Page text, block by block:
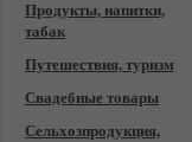
Продукты, напитки,
табак
Путешествия, туризм
Свадебные товары
Сельхозпродукция,